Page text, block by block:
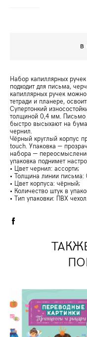
В
Набор капиллярных
подходит для письма,
капиллярных ручек
тетради и планере,
Супертонкий
толщиной 0,4 мм. Письмо
быстро высыхают на
чернил.
Чёрный круглый корпус
touch. Упаковка —
набора —
упаковка поднимет
• Цвет чернил: ассорти;
• Толщина линии
• Цвет корпуса: чёрный;
• Количество штук в
• Тип упаковки: ПВХ чехол.